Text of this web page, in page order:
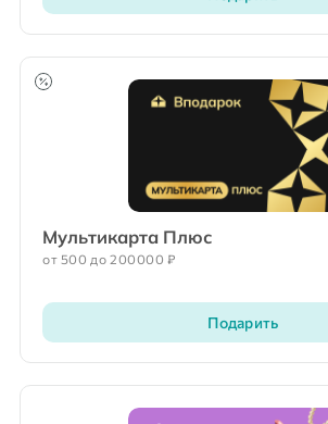
Мультикарта Плюс
от 500 до 200000 ₽
Подарить